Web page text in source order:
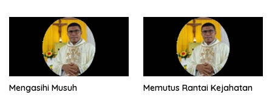
Mengasihi Musuh Memutus Rantai Kejahatan